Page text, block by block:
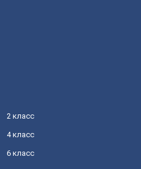
2 класс
4 класс
6 класс